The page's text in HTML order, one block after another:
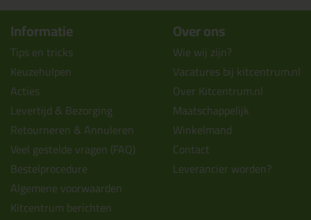
Informatie
Tips en tricks
Keuzehulpen
Acties
Levertijd & Bezorging
Retourneren & Annuleren
Veel gestelde vragen (FAQ)
Bestelprocedure
Algemene voorwaarden
Kitcentrum berichten
Over ons
Wie wij zijn?
Vacatures bij kitcentrum.nl
Over Kitcentrum.nl
Maatschappelijk
Winkelmand
Contact
Leverancier worden?